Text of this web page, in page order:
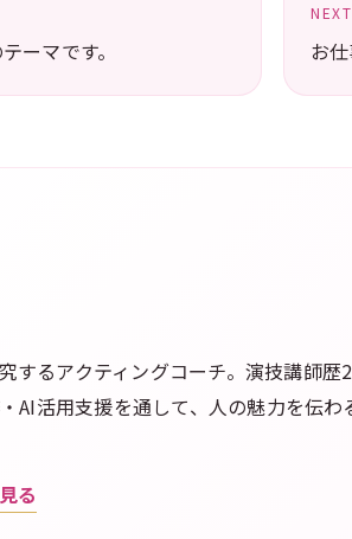
ーマです。
NEXT
お
するアクティングコーチ。演技講師
AI活用支援を通して、人の魅力を伝わ
る